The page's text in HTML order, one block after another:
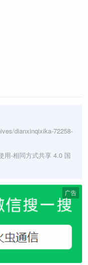
dianxinqixika-72258-
用-相同方式共享 4.0 国
广告